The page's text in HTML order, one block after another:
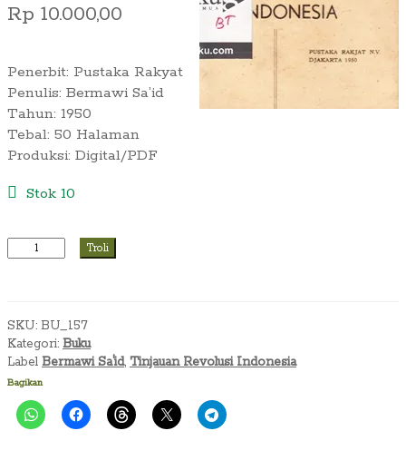
Rp 10.000,00
Penerbit: Pustaka Rakyat
Penulis: Bermawi Sa’id
Tahun: 1950
Tebal: 50 Halaman
Produksi: Digital/PDF
Stok 10
Kuantitas
Tinjauan
Revolusi
Indonesia
(1950)
Troli
SKU: BU_157
Kategori: Buku
Label Bermawi Sa'id, Tinjauan Revolusi Indonesia
Bagikan